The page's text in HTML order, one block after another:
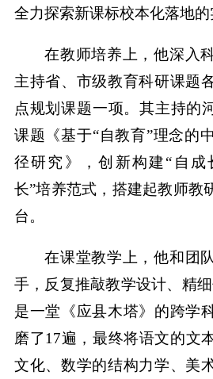
全力探索新课标校本化落地的
在教师培养上，他深入
主持省、市级教育科研课题
点规划课题一项。其主持的
课题《基于“自教育”理念的
径研究》，创新构建“自
长”培养范式，搭建起教师教
台。
在课堂教学上，他和团
手，反复推敲教学设计、精
是一堂《应县木塔》的跨学
磨了17遍，最终将语文的文
文化、数学的结构力学、美